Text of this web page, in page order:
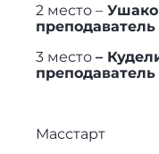
2 место –
3 место–
Масстарт